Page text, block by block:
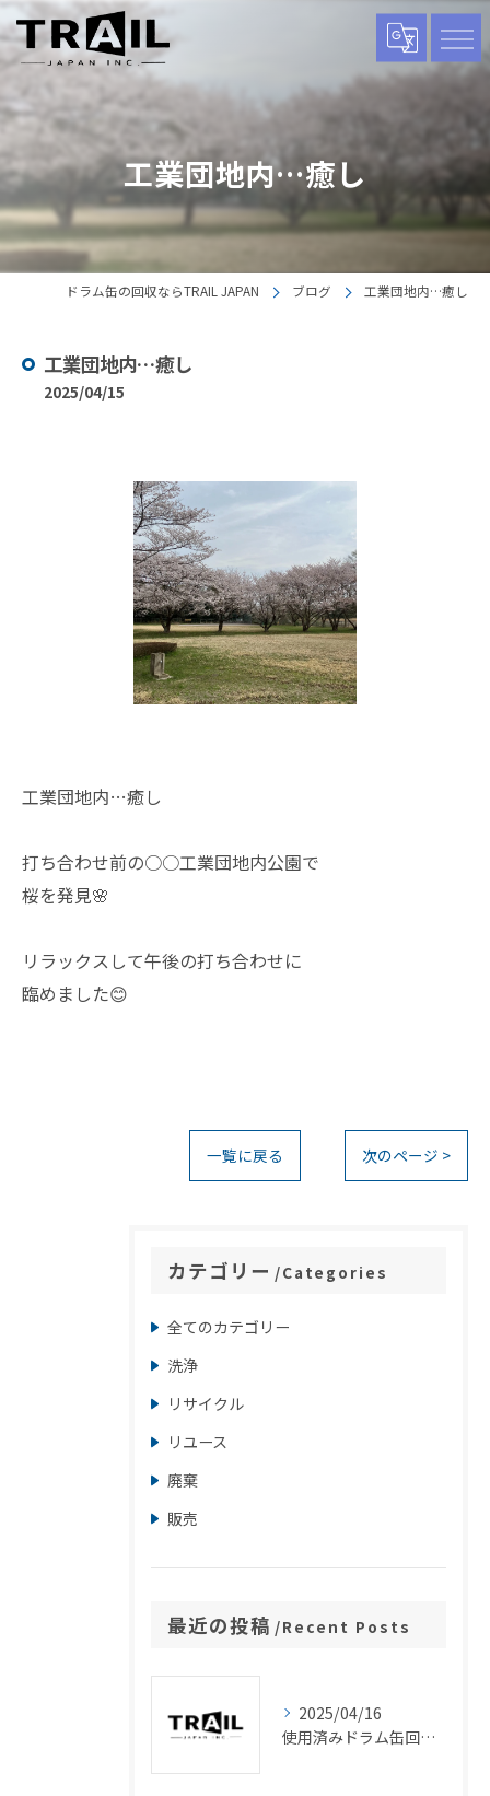
工業団地内…癒し
ドラム缶の回収ならTRAIL JAPAN ブログ 工業団地内…癒し
工業団地内…癒し
2025/04/15
工業団地内…癒し
打ち合わせ前の○○工業団地内公園で
桜を発見🌸
リラックスして午後の打ち合わせに
臨めました😊
一覧に戻る 次のページ >
カテゴリー Categories
全てのカテゴリー
洗浄
リサイクル
リユース
廃棄
販売
最近の投稿 Recent Posts
2025/04/16
使用済みドラム缶回収・買取の強化